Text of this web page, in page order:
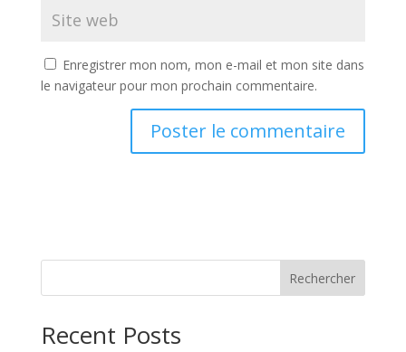
Enregistrer mon nom, mon e-mail et mon site dans
le navigateur pour mon prochain commentaire.
Rechercher
Recent Posts